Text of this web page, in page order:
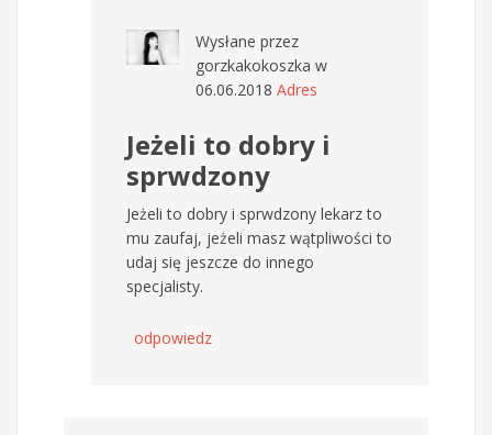
Wysłane przez
gorzkakokoszka w
06.06.2018 Adres
Jeżeli to dobry i
sprwdzony
Jeżeli to dobry i sprwdzony lekarz to
mu zaufaj, jeżeli masz wątpliwości to
udaj się jeszcze do innego
specjalisty.
odpowiedz